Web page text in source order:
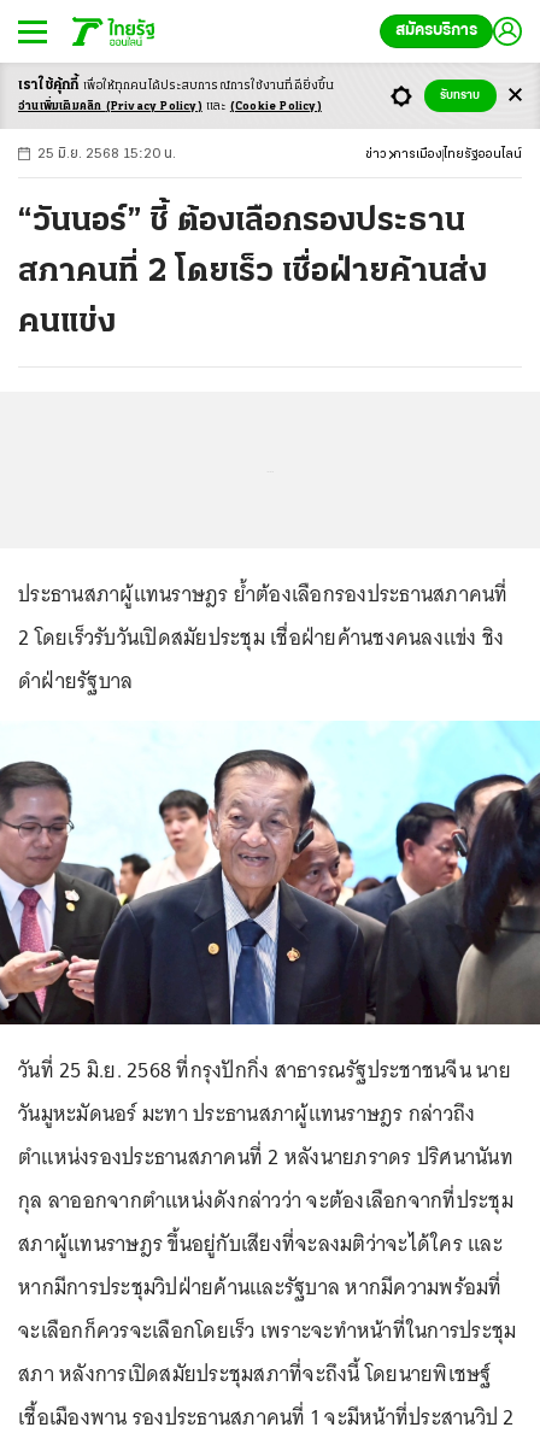
สมัครบริการ
-ก ก ก+
25 มิ.ย. 2568 15:20 น. ข่าว การเมือง ไทยรัฐออนไลน์
“วันนอร์” ชี้ ต้องเลือกรองประธาน
สภาคนที่ 2 โดยเร็ว เชื่อฝ่ายค้านส่ง
คนแข่ง
ประธานสภาผู้แทนราษฎร ย้ำต้องเลือกรองประธานสภาคนที่
2 โดยเร็วรับวันเปิดสมัยประชุม เชื่อฝ่ายค้านชงคนลงแข่ง ชิง
ดำฝ่ายรัฐบาล
วันที่ 25 มิ.ย. 2568 ที่กรุงปักกิ่ง สาธารณรัฐประชาชนจีน นาย
วันมูหะมัดนอร์ มะทา ประธานสภาผู้แทนราษฎร กล่าวถึง
ตำแหน่งรองประธานสภาคนที่ 2 หลังนายภราดร ปริศนานันท
กุล ลาออกจากตำแหน่งดังกล่าวว่า จะต้องเลือกจากที่ประชุม
สภาผู้แทนราษฎร ขึ้นอยู่กับเสียงที่จะลงมติว่าจะได้ใคร และ
หากมีการประชุมวิปฝ่ายค้านและรัฐบาล หากมีความพร้อมที่
จะเลือกก็ควรจะเลือกโดยเร็ว เพราะจะทำหน้าที่ในการประชุม
สภา หลังการเปิดสมัยประชุมสภาที่จะถึงนี้ โดยนายพิเชษฐ์
เชื้อเมืองพาน รองประธานสภาคนที่ 1 จะมีหน้าที่ประสานวิป 2
เราใช้คุ้กกี้ เพื่อให้ทุกคนได้ประสบการณ์การใช้งานที่ดียิ่งขึ้น
อ่านเพิ่มเติมคลิก (Privacy Policy) และ (Cookie Policy)
รับทราบ